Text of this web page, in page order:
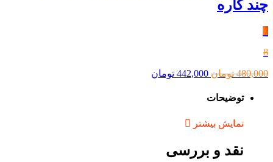
چند کاره
٪
8
480,000 تومان قیمت
442,000 تومان
توضیحات
نمایش بیشتر
نقد و بررسی